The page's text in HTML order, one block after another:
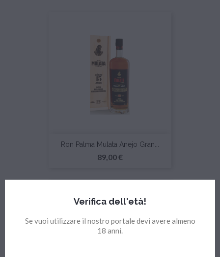
Ron Palma Mulata Anejo Gran...
Prezzo
89,00 €
Verifica dell'età!
Se vuoi utilizzare il nostro portale devi avere almeno
18 anni.